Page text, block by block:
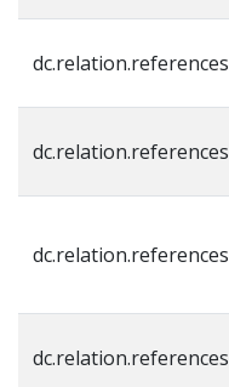
dc.relation.references
dc.relation.references
dc.relation.references
dc.relation.references